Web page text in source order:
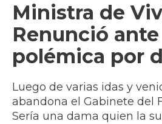
Ministra de
Renunció ante
polémica por
Luego de varias idas y
abandona el Gabinete del
Sería una dama quien la